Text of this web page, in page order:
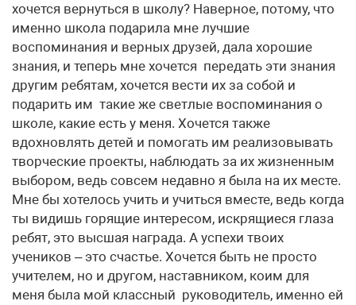
хочется вернуться в школу? Наверное, потому, что
именно школа подарила мне лучшие
воспоминания и верных друзей, дала хорошие
знания, и теперь мне хочется передать эти знания
другим ребятам, хочется вести их за собой и
подарить им такие же светлые воспоминания о
школе, какие есть у меня. Хочется также
вдохновлять детей и помогать им реализовывать
творческие проекты, наблюдать за их жизненным
выбором, ведь совсем недавно я была на их месте.
Мне бы хотелось учить и учиться вместе, ведь когда
ты видишь горящие интересом, искрящиеся глаза
ребят, это высшая награда. А успехи твоих
учеников – это счастье. Хочется быть не просто
учителем, но и другом, наставником, коим для
меня была мой классный руководитель, именно ей